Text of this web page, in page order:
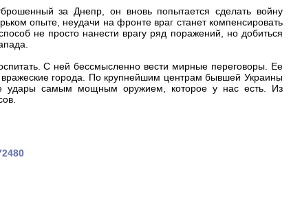
за Днепр, он вновь попытается сделать войну
опыте, неудачи на фронте враг станет компенсировать
не просто нанести врагу ряд поражений, но добиться
С ней бессмысленно вести мирные переговоры. Ее
вражеские города. По крупнейшим центрам бывшей Украины
удары самым мощным оружием, которое у нас есть. Из